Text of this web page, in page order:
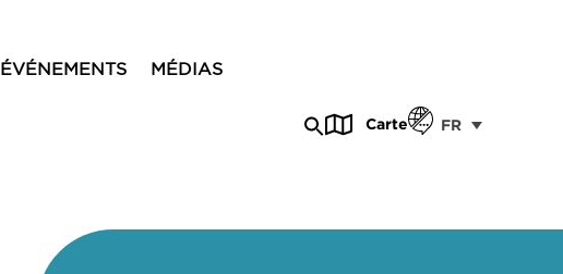
ÉVÉNEMENTS MÉDIAS
Carte FR